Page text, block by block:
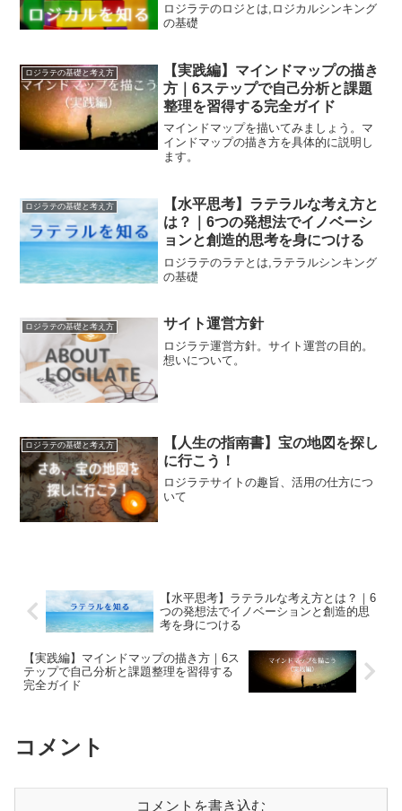
ロジラテのロジとは,ロジカルシンキング
の基礎
ロジラテの基礎と考え方
【実践編】マインドマップの描き
方｜6ステップで自己分析と課題
整理を習得する完全ガイド
マインドマップを描いてみましょう。マ
インドマップの描き方を具体的に説明し
ます。
ロジラテの基礎と考え方
【水平思考】ラテラルな考え方と
は？｜6つの発想法でイノベーシ
ョンと創造的思考を身につける
ロジラテのラテとは,ラテラルシンキング
の基礎
ロジラテの基礎と考え方 サイト運営方針
ロジラテ運営方針。サイト運営の目的。
想いについて。
ロジラテの基礎と考え方
【人生の指南書】宝の地図を探し
に行こう！
ロジラテサイトの趣旨、活用の仕方につ
いて
【水平思考】ラテラルな考え方とは？｜6
つの発想法でイノベーションと創造的思
考を身につける
【実践編】マインドマップの描き方｜6ス
テップで自己分析と課題整理を習得する
完全ガイド
コメント
コメントを書き込む